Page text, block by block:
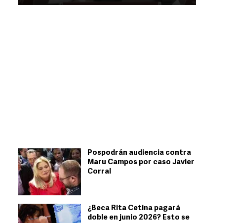
Pospodrán audiencia contra
Maru Campos por caso Javier
Corral
¿Beca Rita Cetina pagará
doble en junio 2026? Esto se